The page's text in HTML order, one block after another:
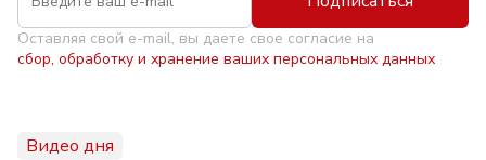
Оставляя свой e-mail, вы даете свое согласие на
сбор, обработку и хранение ваших персональных данных
Видео дня